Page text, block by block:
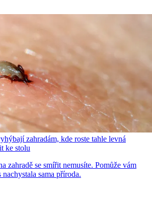
zahradám, kde roste tahle levná
ke stolu
zahradě se smířit nemusíte. Pomůže vám
sama příroda.